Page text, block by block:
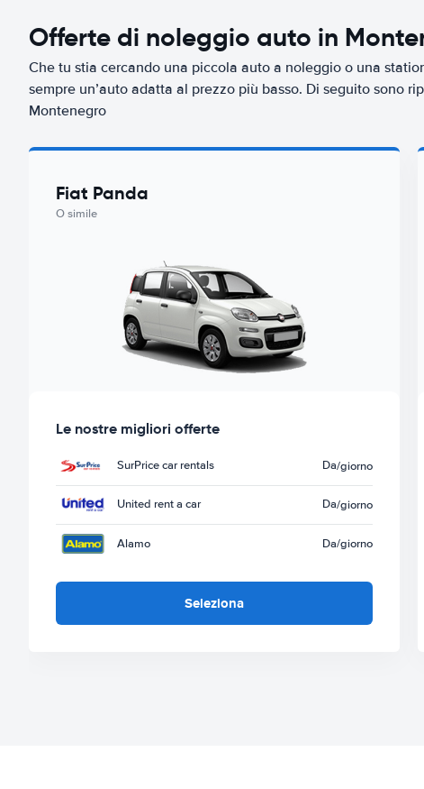
Offerte di noleggio auto in
Che tu stia cercando una piccola auto a noleggio o una
sempre un’auto adatta al prezzo più basso. Di seguito sono
Montenegro
Fiat Panda
O simile
Le nostre migliori offerte
SurPrice car rentals Da/giorno
United rent a car Da/giorno
Alamo Da/giorno
Seleziona